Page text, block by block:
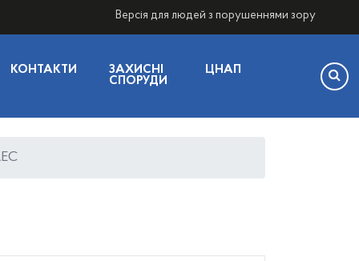
Версія для людей з порушеннями зору
КОНТАКТИ
ЗАХИСНІ
СПОРУДИ
ЦНАП